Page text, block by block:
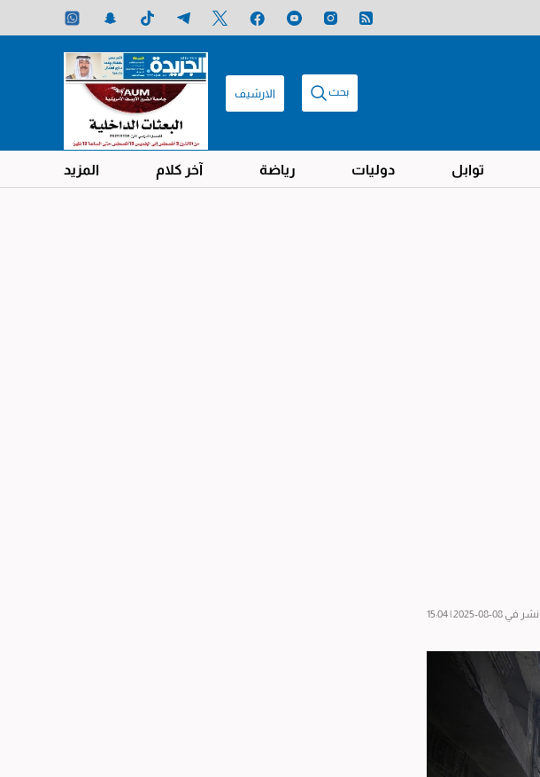
بحث الارشيف
توابل دوليات رياضة آخر كلام المزيد
نشر في 08-08-2025 | 15:04